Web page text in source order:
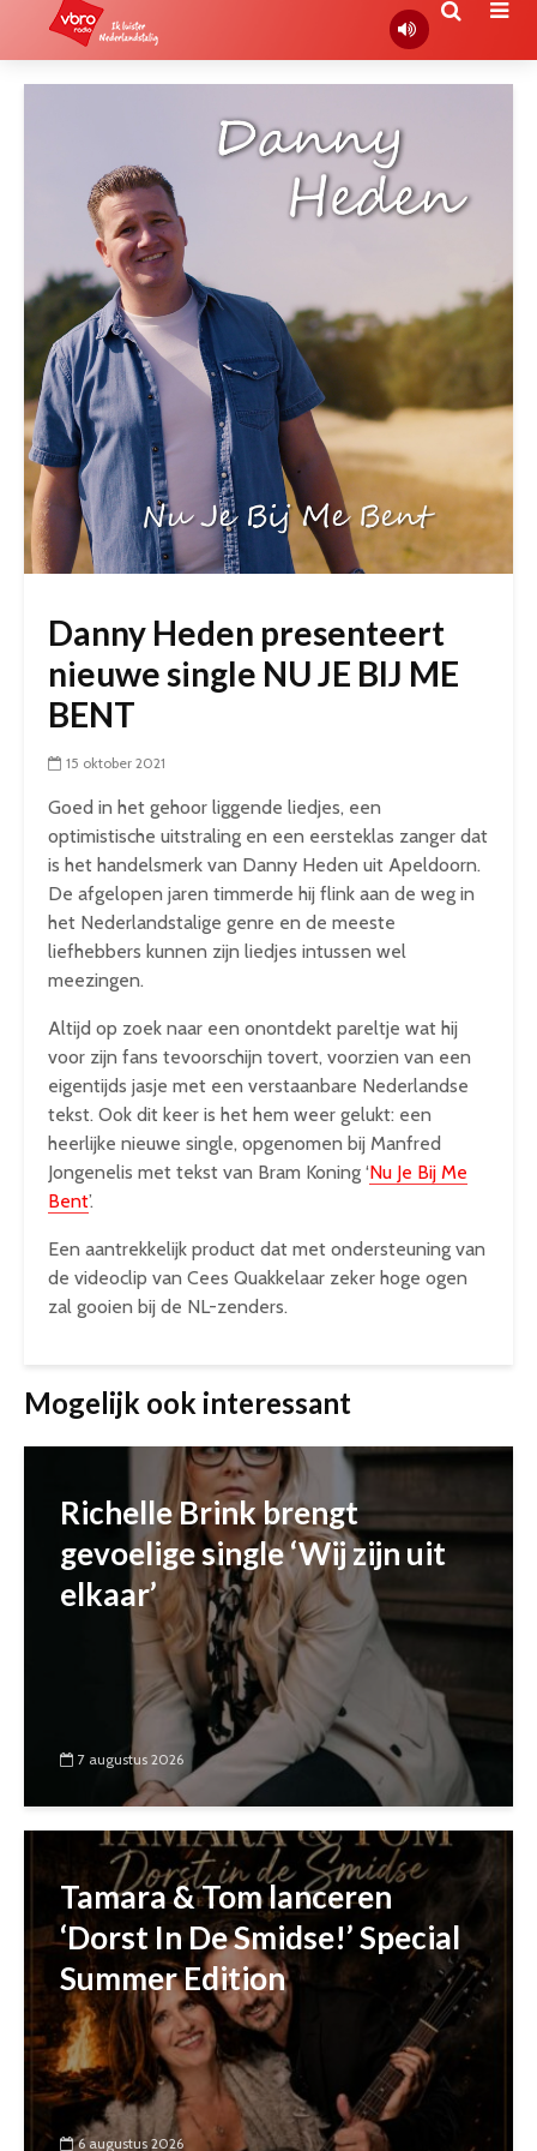
Danny Heden presenteert
nieuwe single NU JE BIJ ME
BENT
15 oktober 2021
Goed in het gehoor liggende liedjes, een
optimistische uitstraling en een eersteklas zanger dat
is het handelsmerk van Danny Heden uit Apeldoorn.
De afgelopen jaren timmerde hij flink aan de weg in
het Nederlandstalige genre en de meeste
liefhebbers kunnen zijn liedjes intussen wel
meezingen.
Altijd op zoek naar een onontdekt pareltje wat hij
voor zijn fans tevoorschijn tovert, voorzien van een
eigentijds jasje met een verstaanbare Nederlandse
tekst. Ook dit keer is het hem weer gelukt: een
heerlijke nieuwe single, opgenomen bij Manfred
Jongenelis met tekst van Bram Koning ‘Nu Je Bij Me
Bent’.
Een aantrekkelijk product dat met ondersteuning van
de videoclip van Cees Quakkelaar zeker hoge ogen
zal gooien bij de NL-zenders.
Mogelijk ook interessant
Richelle Brink brengt
gevoelige single ‘Wij zijn uit
elkaar’
7 augustus 2026
Tamara & Tom lanceren
‘Dorst In De Smidse!’ Special
Summer Edition
6 augustus 2026